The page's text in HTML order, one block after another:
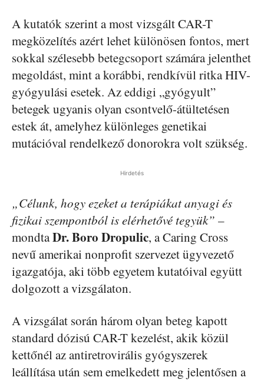
A kutatók szerint a most vizsgált CAR-T
megközelítés azért lehet különösen fontos, mert
sokkal szélesebb betegcsoport számára jelenthet
megoldást, mint a korábbi, rendkívül ritka HIV-
gyógyulási esetek. Az eddigi „gyógyult”
betegek ugyanis olyan csontvelő-átültetésen
estek át, amelyhez különleges genetikai
mutációval rendelkező donorokra volt szükség.
Hirdetés
„Célunk, hogy ezeket a terápiákat anyagi és
fizikai szempontból is elérhetővé tegyük” –
mondtaDr. Boro Dropulic, a Caring Cross
nevű amerikai nonprofit szervezet ügyvezető
igazgatója, aki több egyetem kutatóival együtt
dolgozott a vizsgálaton.
A vizsgálat során három olyan beteg kapott
standard dózisú CAR-T kezelést, akik közül
kettőnél az antiretrovirális gyógyszerek
leállítása után sem emelkedett meg jelentősen a